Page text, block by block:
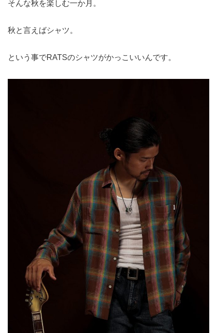
そんな秋を楽しむ一か月。
秋と言えばシャツ。
という事でRATSのシャツがかっこいいんです。